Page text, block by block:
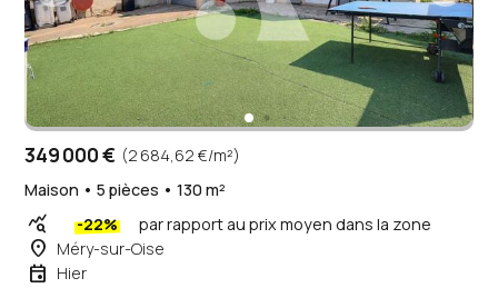
349 000 € (2 684,62 €/m²)
Maison • 5 pièces • 130 m²
query_stats -22% par rapport au prix moyen dans la zone
place Méry-sur-Oise
event Hier